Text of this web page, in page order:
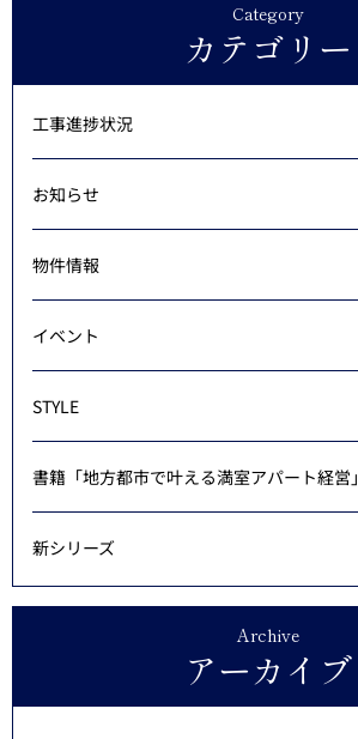
Category
カテゴリー
工事進捗状況
お知らせ
物件情報
イベント
STYLE
書籍「地方都市で叶える満室アパート経営」
新シリーズ
Archive
アーカイブ